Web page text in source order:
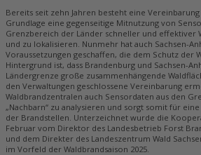
Bereits seit zehn Jahren besteht eine
Grundlage eine gegenseitige Mitnutzung von
Grenzbereich der Länder schneller und effektiver
und zu lokalisieren. Nunmehr hat auch Sachsen-
Voraussetzungen geschaffen, die dem Schutz der
Hintergrund ist, dass Brandenburg und Sachsen-
Ländergrenze große zusammenhängende
den Verwaltungen geschlossene Vereinbarung
Waldbrandzentralen auch Sensordaten aus den
„Nachbarn“ zu analysieren und sorgt somit für
der Brandstellen. Unterzeichnet wurde die
Februar vom Direktor des Landesbetrieb Forst
und dem Direkter des Landeszentrum Wald
im Vorfeld der Waldbrandsaison 2025.